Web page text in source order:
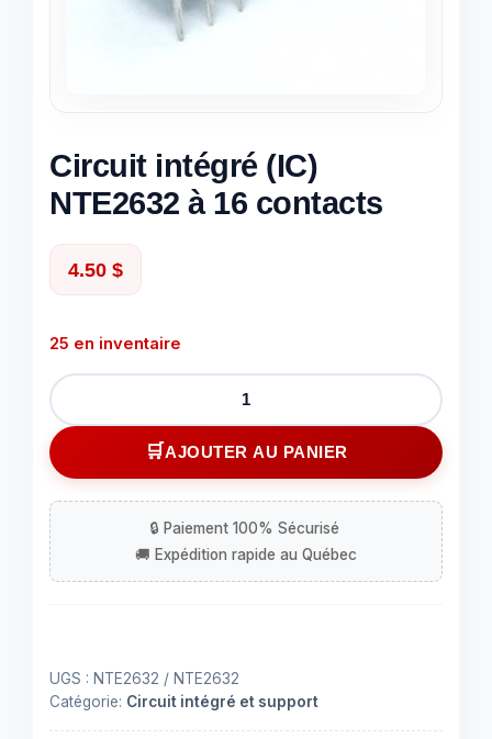
Circuit intégré (IC)
NTE2632 à 16 contacts
4.50 $
25 en inventaire
quantité
de
Circuit
intégré
NTE2632
à
16
AJOUTER AU PANIER
UGS : NTE2632 / NTE2632
Catégorie: Circuit intégré et support